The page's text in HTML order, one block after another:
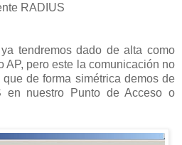
RADIUS
tendremos dado de alta como
AP, pero este la comunicación no
de forma simétrica demos de
en nuestro Punto de Acceso o